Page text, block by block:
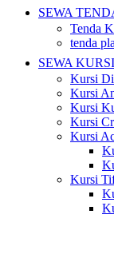
SEWA
Tenda
tenda
SEWA KURSI
Kursi
Kursi
Kursi
Kursi
Kursi
Kursi